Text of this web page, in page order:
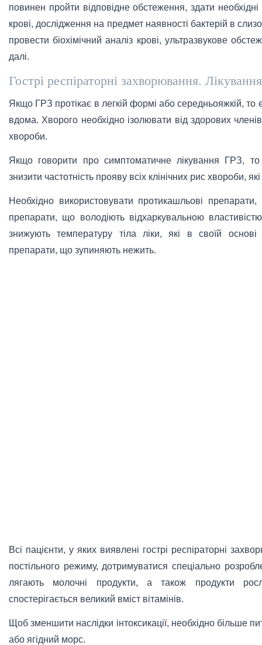
повинен пройти відповідне обстеження, здати необхідні
крові, дослідження на предмет наявності бактерій в
провести біохімічний аналіз крові, ультразвукове
далі.
Гострі респіраторні захворювання. Лікування
Якщо ГРЗ протікає в легкій формі або середньояжкій, то
вдома. Хворого необхідно ізолювати від здорових
хвороби.
Якщо говорити про симптоматичне лікування ГРЗ,
знизити частотність прояву всіх клінічних рис хвороби,
Необхідно використовувати протикашльові
препарати, що володіють відхаркувальною
знижують температуру тіла ліки, які в своїй
препарати, що зупиняють нежить.
Всі пацієнти, у яких виявлені гострі респіраторні
постільного режиму, дотримуватися спеціально
лягають молочні продукти, а також продукти
спостерігається великий вміст вітамінів.
Щоб зменшити наслідки інтоксикації, необхідно більше
або ягідний морс.